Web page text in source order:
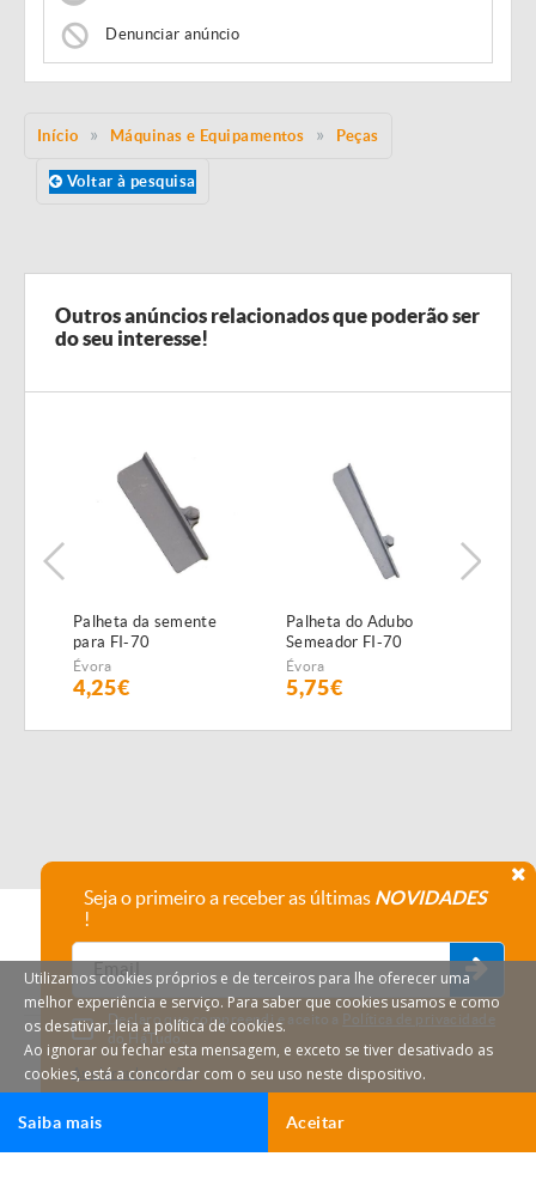
Ligar Email
Denunciar anúncio
Início Máquinas e Equipamentos Peças
Voltar à pesquisa
Outros anúncios relacionados que poderão ser
do seu interesse!
Palheta da semente
para FI-70
Évora
4,25€
Palheta do Adubo
Semeador FI-70
Évora
5,75€
HáTudo © 2026 Todos os direitos reservados.
Seja o primeiro a receber as últimas NOVIDADES
!
Declaro que compreendi e aceito a Política de privacidade
do HáTudo.
Anular subscrição
Utilizamos cookies próprios e de terceiros para lhe oferecer uma
melhor experiência e serviço. Para saber que cookies usamos e como
os desativar, leia a política de cookies.
Ao ignorar ou fechar esta mensagem, e exceto se tiver desativado as
cookies, está a concordar com o seu uso neste dispositivo.
Aceitar
Saiba mais